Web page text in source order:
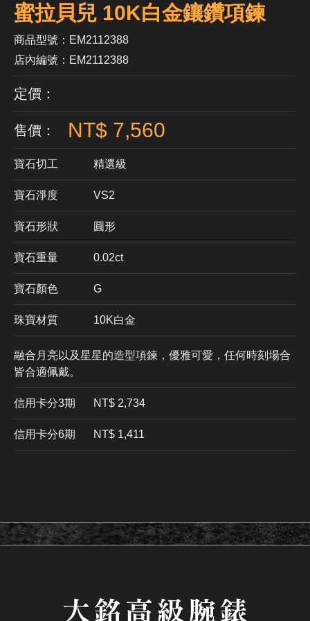
蜜拉貝兒 10K白金鑲鑽項鍊
商品型號：EM2112388
店內編號：EM2112388
定價：
售價： NT$ 7,560
寶石切工 精選級
寶石淨度 VS2
寶石形狀 ​圓形
寶石重量 0.02ct
寶石顏色 G
珠寶材質 10K白金
融合月亮以及星星的造型項鍊，優雅可愛，任何時刻場合
皆合適佩戴。
信用卡分3期 ​NT$ 2,734
信用卡分6期 NT$ 1,411